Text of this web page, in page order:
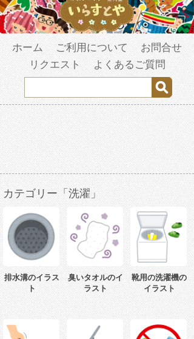
ホーム ご利用について
お問合せ
リクエスト
よくあるご質問
カテゴリー「洗濯」
排水溝のイラス
ト
臭いタオルのイ
ラスト
靴用の洗濯機の
イラスト